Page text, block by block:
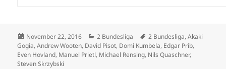
Veröffentlicht
am
November 22, 2016 Kategorien
2 Bundesliga Schlagwörter
2 Bundesliga,Akaki
Gogia,Andrew Wooten, David Pisot, Domi Kumbela, Edgar Prib,
Even Hovland, Manuel Prietl, Michael Rensing, Nils Quaschner,
Steven Skrzybski